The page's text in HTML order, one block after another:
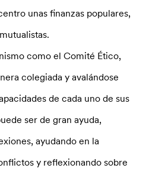
unas finanzas populares,
como el Comité Ético,
colegiada y avalándose
de cada uno de sus
ser de gran ayuda,
ayudando en la
y reflexionando sobre